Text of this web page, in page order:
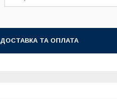
ДОСТАВКА ТА ОПЛАТА